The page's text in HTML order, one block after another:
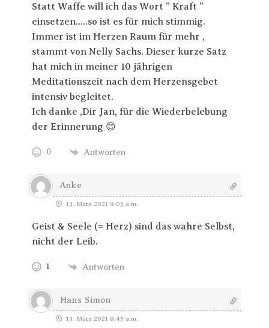
Statt Waffe will ich das Wort ” Kraft ”
einsetzen…..so ist es für mich stimmig.
Immer ist im Herzen Raum für mehr ,
stammt von Nelly Sachs. Dieser kurze Satz
hat mich in meiner 10 jährigen
Meditationszeit nach dem Herzensgebet
intensiv begleitet.
Ich danke ,Dir Jan, für die Wiederbelebung
der Erinnerung 😊
0 Antworten
Anke
13. März 2021 9:05 a.m.
Geist & Seele (= Herz) sind das wahre Selbst,
nicht der Leib.
1 Antworten
Hans Simon
13. März 2021 8:45 a.m.